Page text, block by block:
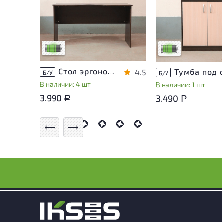
У товара присутствуют
незначительные следы
эксплуатации, не влияющие
на удобство его
использования
Низкая степень износа
Б/У Стол эргономичный ЛДСП Венге
В наличии: 4 шт
4.5
3.990 Р
У товара
незначительные
эксплуатации, не
на удобство его
Низкая степень
Б/У
В наличии: 1 шт
3.490 Р